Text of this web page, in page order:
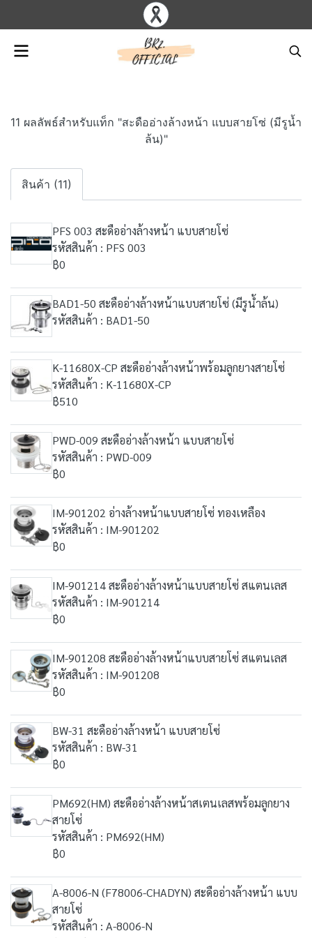
11 ผลลัพธ์สำหรับแท็ก "สะดืออ่างล้างหน้า แบบสายโซ่ (มีรูน้ำ
ล้น)"
สินค้า (11)
PFS 003 สะดืออ่างล้างหน้า แบบสายโซ่
รหัสสินค้า : PFS 003
฿0
BAD1-50 สะดืออ่างล้างหน้าแบบสายโซ่ (มีรูน้ำล้น)
รหัสสินค้า : BAD1-50
K-11680X-CP สะดืออ่างล้างหน้าพร้อมลูกยางสายโซ่
รหัสสินค้า : K-11680X-CP
฿510
PWD-009 สะดืออ่างล้างหน้า แบบสายโซ่
รหัสสินค้า : PWD-009
฿0
IM-901202 อ่างล้างหน้าแบบสายโซ่ ทองเหลือง
รหัสสินค้า : IM-901202
฿0
IM-901214 สะดืออ่างล้างหน้าแบบสายโซ่ สแตนเลส
รหัสสินค้า : IM-901214
฿0
IM-901208 สะดืออ่างล้างหน้าแบบสายโซ่ สแตนเลส
รหัสสินค้า : IM-901208
฿0
BW-31 สะดืออ่างล้างหน้า แบบสายโซ่
รหัสสินค้า : BW-31
฿0
PM692(HM) สะดืออ่างล้างหน้าสเตนเลสพร้อมลูกยาง
สายโซ่
รหัสสินค้า : PM692(HM)
฿0
A-8006-N (F78006-CHADYN) สะดืออ่างล้างหน้า แบบ
สายโซ่
รหัสสินค้า : A-8006-N